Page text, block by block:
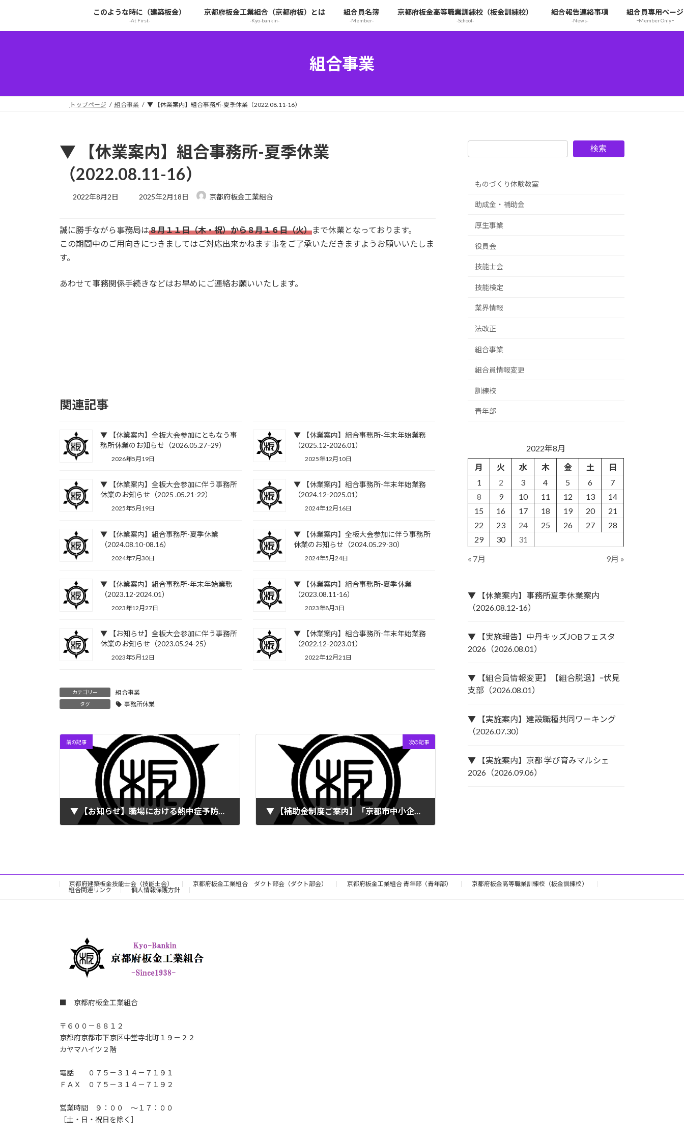
テ
ゲ
このような時に（建築板金）
-At First-
京都府板金工業組合（京都府板）とは
-Kyo-bankin-
組合員名簿
-Member-
京都府板金高等職業訓練校（板金訓練校）
-School-
組合報告連絡事項
-News-
組合員専用ページ
ｰMember Onlyｰ
組合事業
トップページ 組合事業 ▼ 【休業案内】組合事務所-夏季休業（2022.08.11-16）
▼ 【休業案内】組合事務所-夏季休業
（2022.08.11-16）
2022年8月2日
最
新
日
時
2025年2月18日 京都府板金工業組合
誠に勝手ながら事務局は８月１１日（木・祝）から８月１６日（火）まで休業となっております。
この期間中のご用向きにつきましてはご対応出来かねます事をご了承いただきますようお願いいたしま
す。
あわせて事務関係手続きなどはお早めにご連絡お願いいたします。
関連記事
▼ 【休業案内】全板大会参加にともなう事
務所休業のお知らせ（2026.05.27ｰ29）
2026年5月19日
▼ 【休業案内】組合事務所-年末年始業務
（2025.12-2026.01）
2025年12月10日
▼ 【休業案内】全板大会参加に伴う事務所
休業のお知らせ（2025 .05.21-22）
2025年5月19日
▼ 【休業案内】組合事務所-年末年始業務
（2024.12-2025.01）
2024年12月16日
▼ 【休業案内】組合事務所-夏季休業
（2024.08.10-08.16）
2024年7月30日
▼ 【休業案内】全板大会参加に伴う事務所
休業のお知らせ（2024.05.29-30）
2024年5月24日
▼ 【休業案内】組合事務所-年末年始業務
（2023.12-2024.01）
2023年12月27日
▼ 【休業案内】組合事務所-夏季休業
（2023.08.11-16）
2023年8月3日
▼ 【お知らせ】全板大会参加に伴う事務所
休業のお知らせ（2023.05.24-25）
2023年5月12日
▼ 【休業案内】組合事務所-年末年始業務
（2022.12-2023.01）
2022年12月21日
カテゴリー 組合事業
タグ 事務所休業
前の記事
▼ 【お知らせ】職場における熱中症予防対策の徹底について
次の記事
▼ 【補助金制度ご案内】「京都市中小企業等総合支援補助金」の募集について（2022.10.31〆切）
検索
ものづくり体験教室
助成金・補助金
厚生事業
役員会
技能士会
技能検定
業界情報
法改正
組合事業
組合員情報変更
訓練校
青年部
2022年8月
月
火 水 木 金 土
日
1
2 3 4 5 6
7
8
9 10 11 12 13
14
15
16 17 18 19 20
21
22
23 24 25 26 27
28
29
30 31
« 7月 9月 »
▼ 【休業案内】事務所夏季休業案内
（2026.08.12-16）
▼ 【実施報告】中丹キッズJOBフェスタ
2026（2026.08.01）
▼ 【組合員情報変更】【組合脱退】ｰ伏見
支部（2026.08.01）
▼ 【実施案内】建設職種共同ワーキング
（2026.07.30）
▼ 【実施案内】京都 学び育みマルシェ
2026（2026.09.06）
京都府建築板金技能士会（技能士会） 京都府板金工業組合 ダクト部会（ダクト部会） 京都府板金工業組合 青年部（青年部）
京都府板金高等職業訓練校（板金訓練校）
組合関連リンク
個人情報保護方針
■ 京都府板金工業組合
〒６００－８８１２
京都府京都市下京区中堂寺北町１９－２２
カヤマハイツ２階
電話 ０７５－３１４－７１９１
ＦＡＸ ０７５－３１４－７１９２
営業時間 ９：００ ～１７：００
［土・日・祝日を除く］